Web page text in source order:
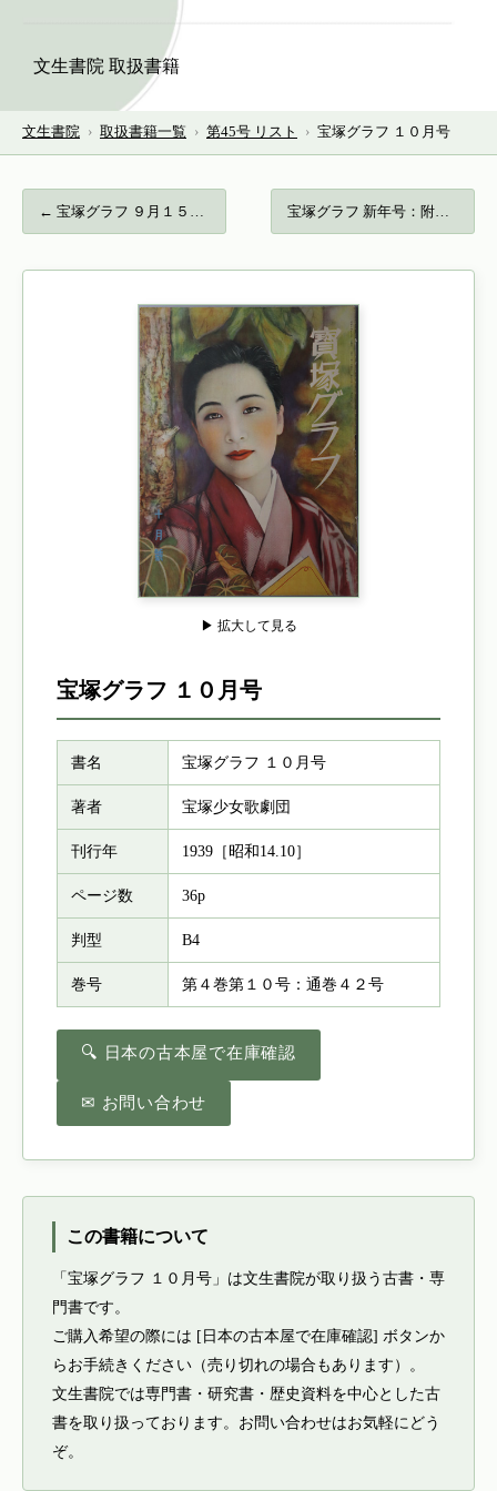
文生書院 取扱書籍
文生書院 › 取扱書籍一覧 › 第45号 リスト › 宝塚グラフ １０月号
← 宝塚グラフ ９月１５日号… 宝塚グラフ 新年号：附録・額面用特写「桜… →
▶ 拡大して見る
宝塚グラフ １０月号
書名 宝塚グラフ １０月号
著者 宝塚少女歌劇団
刊行年 1939［昭和14.10］
ページ数 36p
判型 B4
巻号 第４巻第１０号：通巻４２号
🔍 日本の古本屋で在庫確認
✉ お問い合わせ
この書籍について
「宝塚グラフ １０月号」は文生書院が取り扱う古書・専
門書です。
ご購入希望の際には [日本の古本屋で在庫確認] ボタンか
らお手続きください（売り切れの場合もあります）。
文生書院では専門書・研究書・歴史資料を中心とした古
書を取り扱っております。お問い合わせはお気軽にどう
ぞ。